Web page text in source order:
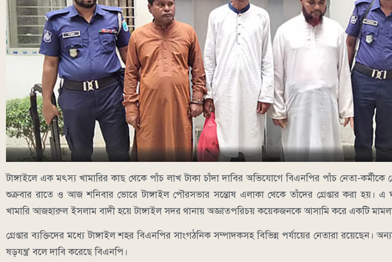
টাঙ্গাইলে এক মৎস্য খামারির কাছ থেকে পাঁচ লাখ টাকা চাঁদা দাবির অভিযোগে বিএনপির পাঁচ নেতা-কর্মীকে
শুক্রবার রাতে ও আজ শনিবার ভোরে টাঙ্গাইল পৌরসভার সন্তোষ এলাকা থেকে তাঁদের গ্রেপ্তার করা হয়।
খামারি আজহারুল ইসলাম বাদী হয়ে টাঙ্গাইল সদর থানায় অজ্ঞাতপরিচয় কয়েকজনকে আসামি করে একটি
গ্রেপ্তার ব্যক্তিদের মধ্যে টাঙ্গাইল শহর বিএনপির সাংগঠনিক সম্পাদকসহ বিভিন্ন পর্যায়ের নেতারা রয়েছেন।
ষড়যন্ত্র' বলে দাবি করেছে বিএনপি।